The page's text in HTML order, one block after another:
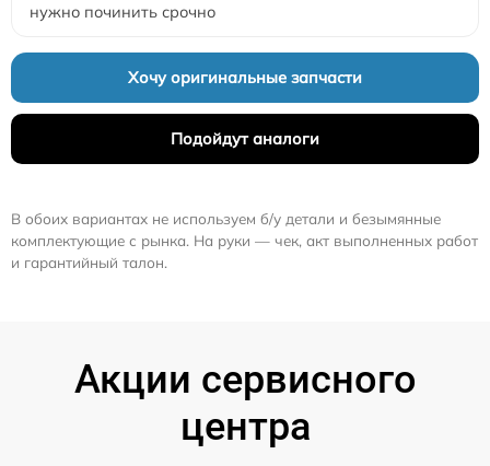
нужно починить срочно
Хочу оригинальные запчасти
Подойдут аналоги
В обоих вариантах не используем б/у детали и безымянные
комплектующие с рынка. На руки — чек, акт выполненных работ
и гарантийный талон.
Акции сервисного
центра